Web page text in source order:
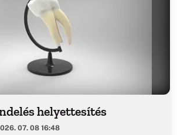
helyettesítés
07. 08 16:48